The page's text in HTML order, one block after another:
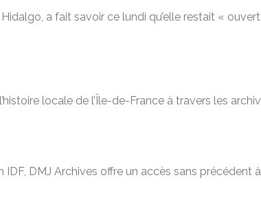
a fait savoir ce lundi qu’elle restait «
locale de l’Île-de-France à travers les
DMJ Archives offre un accès sans précédent